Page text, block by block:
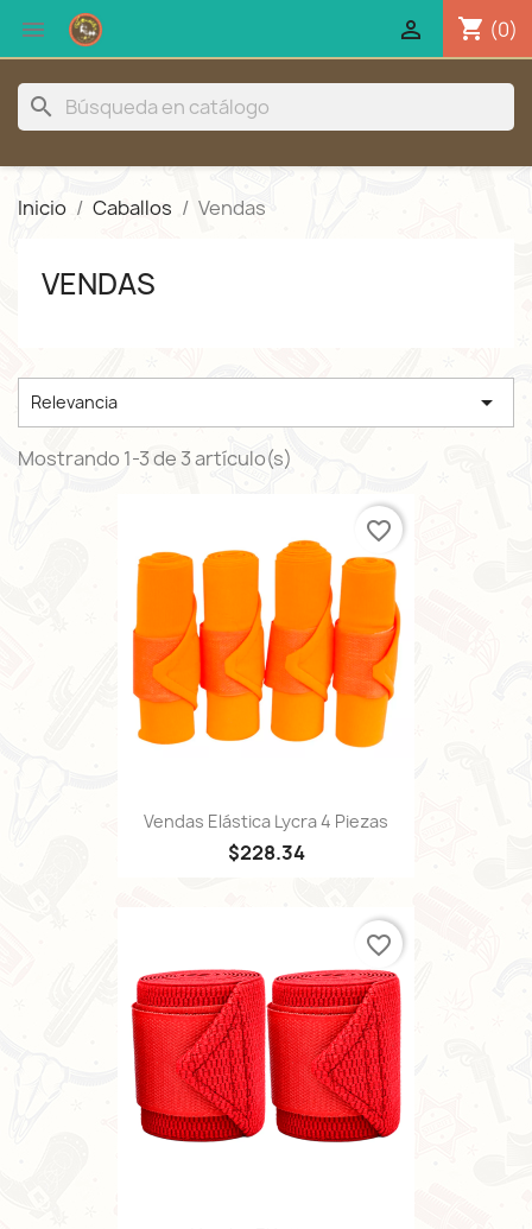
 shopping_cart (0)

search
Inicio Caballos Vendas
VENDAS
Relevancia 
Mostrando 1-3 de 3 artículo(s)
Vendas Elástica Lycra 4 Piezas
$228.34
favorite_border
favorite_border